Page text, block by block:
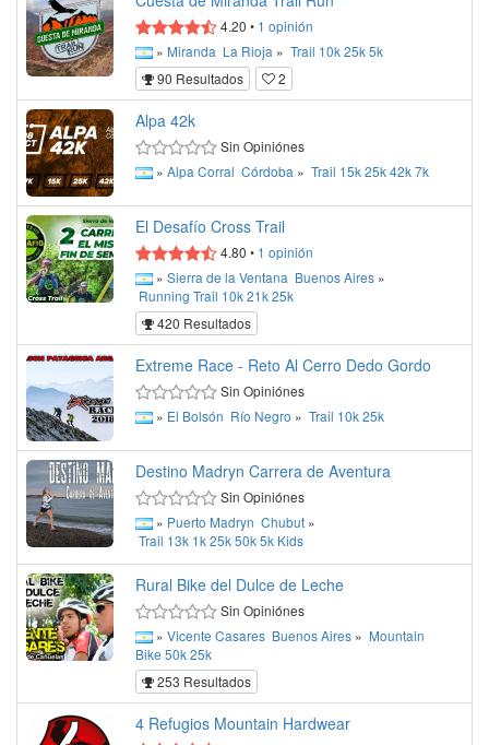
4.20 • 1 opinión
» Miranda La Rioja » Trail 10k25k5k
90 Resultados
2
Alpa 42k
Sin Opiniónes
» Alpa Corral Córdoba » Trail 15k25k42k7k
El Desafío Cross Trail
4.80 • 1 opinión
» Sierra de la Ventana Buenos Aires »
Running Trail 10k21k25k
420 Resultados
Extreme Race - Reto Al Cerro Dedo Gordo
Sin Opiniónes
» El Bolsón Río Negro » Trail 10k25k
Destino Madryn Carrera de Aventura
Sin Opiniónes
» Puerto Madryn Chubut »
Trail 13k 1k25k50k5k Kids
Rural Bike del Dulce de Leche
Sin Opiniónes
» Vicente Casares Buenos Aires » Mountain
Bike 50k25k
253 Resultados
4 Refugios Mountain Hardwear